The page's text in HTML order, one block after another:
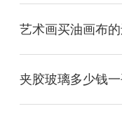
艺术画买油画布
夹胶玻璃多少钱